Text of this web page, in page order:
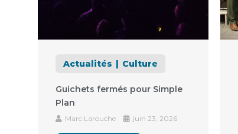
Actualités Culture
Guichets fermés pour Simple
Plan
Marc Larouche juin 23, 2026